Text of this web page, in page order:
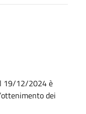
19/12/2024 è
dei